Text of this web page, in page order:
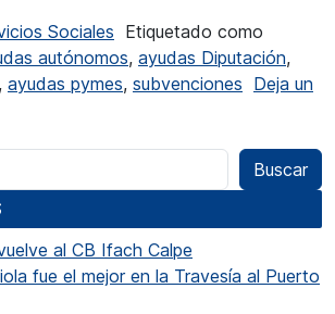
Sociales Etiquetado como
autónomos, ayudas Diputación,
, ayudas pymes, subvenciones Deja un
Buscar
al CB Ifach Calpe
fue el mejor en la Travesía al Puerto